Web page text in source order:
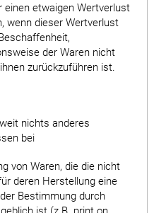
einen etwaigen Wertverlust
wenn dieser Wertverlust
der Waren nicht
zurückzuführen ist.
nichts anderes
bei
von Waren, die die nicht
deren Herstellung eine
Bestimmung durch